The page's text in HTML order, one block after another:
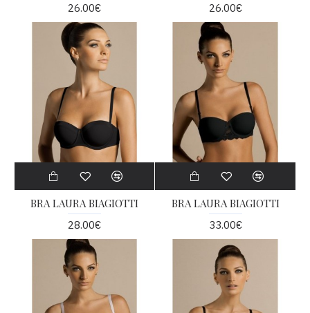
26.00€ 26.00€
BRA LAURA BIAGIOTTI
28.00€
BRA LAURA BIAGIOTTI
33.00€